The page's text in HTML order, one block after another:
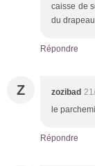
caisse de
du
Répondre
Z zozibad
le
Répondre